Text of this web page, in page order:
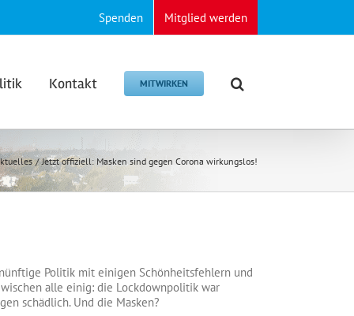
Spenden Mitglied werden
Kontakt MITWIRKEN
Jetzt offiziell: Masken sind gegen Corona wirkungslos!
Politik mit einigen Schönheitsfehlern und
alle einig: die Lockdownpolitik war
schädlich. Und die Masken?